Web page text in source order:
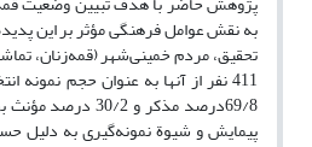
به نقش عوامل فرهنگی مؤثر بر این
تحقیق، مردم خمینی‌شهر (قمه‌زنان،
411 نفر از آنها به عنوان حجم نمونه
69/8درصد مذکر و
پیمایش و شیوة نمونه‌گیری به دلیل